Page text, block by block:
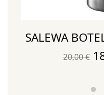
SALEWA
20,00€ El